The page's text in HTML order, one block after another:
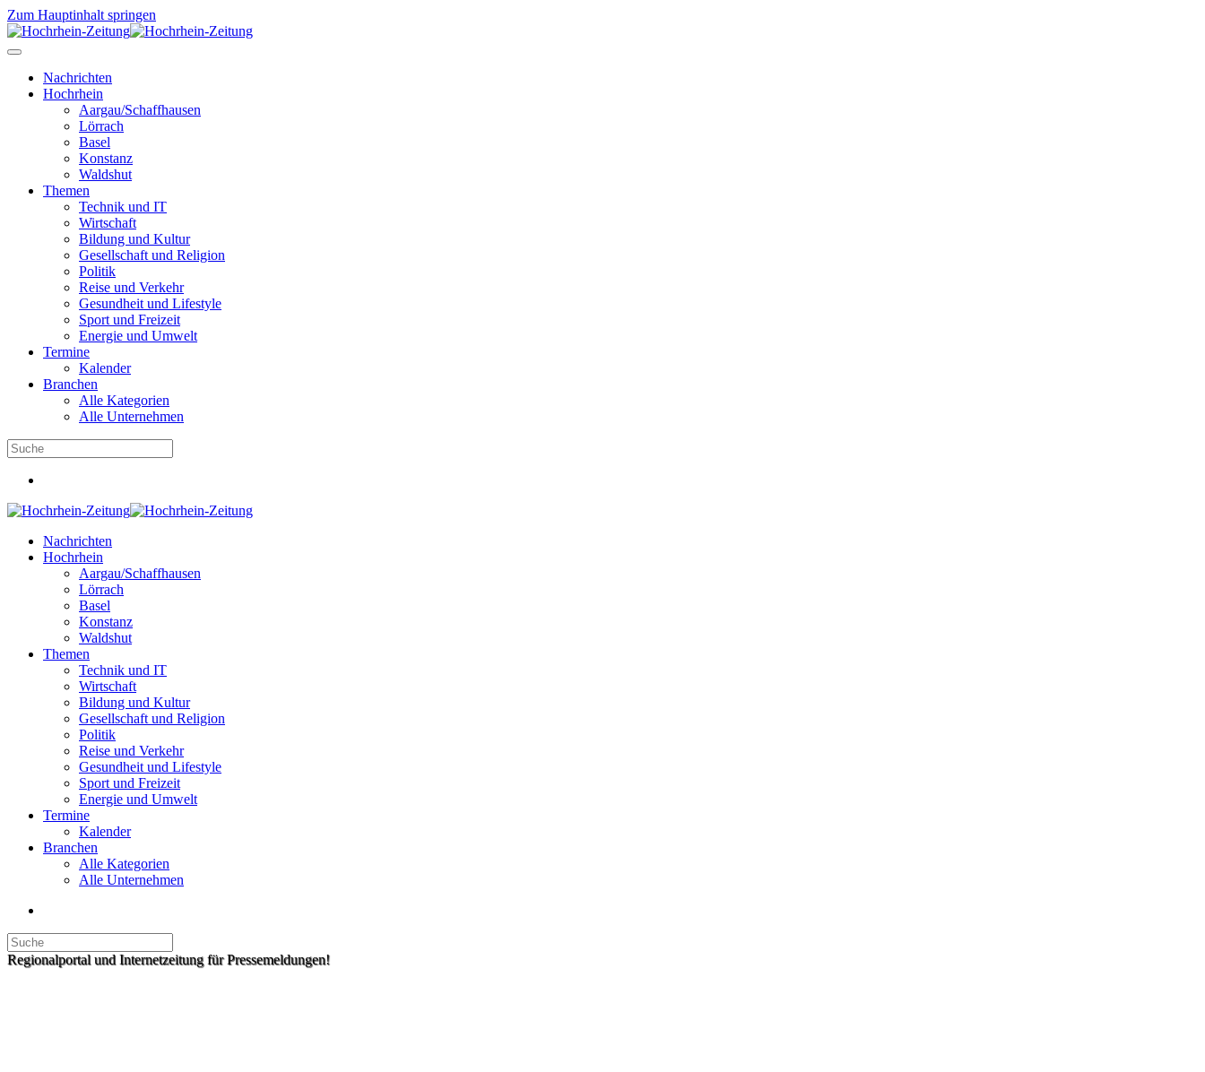
Zum Hauptinhalt springen
Nachrichten
Hochrhein
Aargau/Schaffhausen
Lörrach
Basel
Konstanz
Waldshut
Themen
Technik und IT
Wirtschaft
Bildung und Kultur
Gesellschaft und Religion
Politik
Reise und Verkehr
Gesundheit und Lifestyle
Sport und Freizeit
Energie und Umwelt
Termine
Kalender
Branchen
Alle Kategorien
Alle Unternehmen
Nachrichten
Hochrhein
Aargau/Schaffhausen
Lörrach
Basel
Konstanz
Waldshut
Themen
Technik und IT
Wirtschaft
Bildung und Kultur
Gesellschaft und Religion
Politik
Reise und Verkehr
Gesundheit und Lifestyle
Sport und Freizeit
Energie und Umwelt
Termine
Kalender
Branchen
Alle Kategorien
Alle Unternehmen
Regionalportal und Internetzeitung für Pressemeldungen!